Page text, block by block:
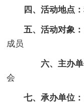
四、活动地点：
五、活动对象：
成员
六、主办单
会
七、承办单位：